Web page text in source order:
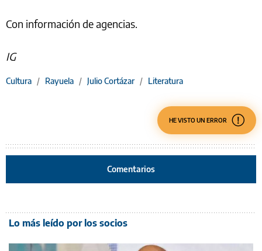
Con información de agencias.
IG
Cultura / Rayuela / Julio Cortázar / Literatura
HE VISTO UN ERROR
Comentarios
Lo más leído por los socios